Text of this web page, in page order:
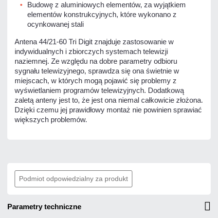
Budowę z aluminiowych elementów, za wyjątkiem
elementów konstrukcyjnych, które wykonano z
ocynkowanej stali
Antena 44/21-60 Tri Digit znajduje zastosowanie w
indywidualnych i zbiorczych systemach telewizji
naziemnej. Ze względu na dobre parametry odbioru
sygnału telewizyjnego, sprawdza się ona świetnie w
miejscach, w których mogą pojawić się problemy z
wyświetlaniem programów telewizyjnych. Dodatkową
zaletą anteny jest to, że jest ona niemal całkowicie złożona.
Dzięki czemu jej prawidłowy montaż nie powinien sprawiać
większych problemów.
Podmiot odpowiedzialny za produkt
parametry techniczne